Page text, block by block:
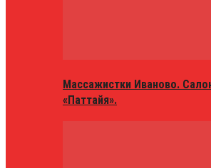
Массажистки Иваново.
«Паттайя».